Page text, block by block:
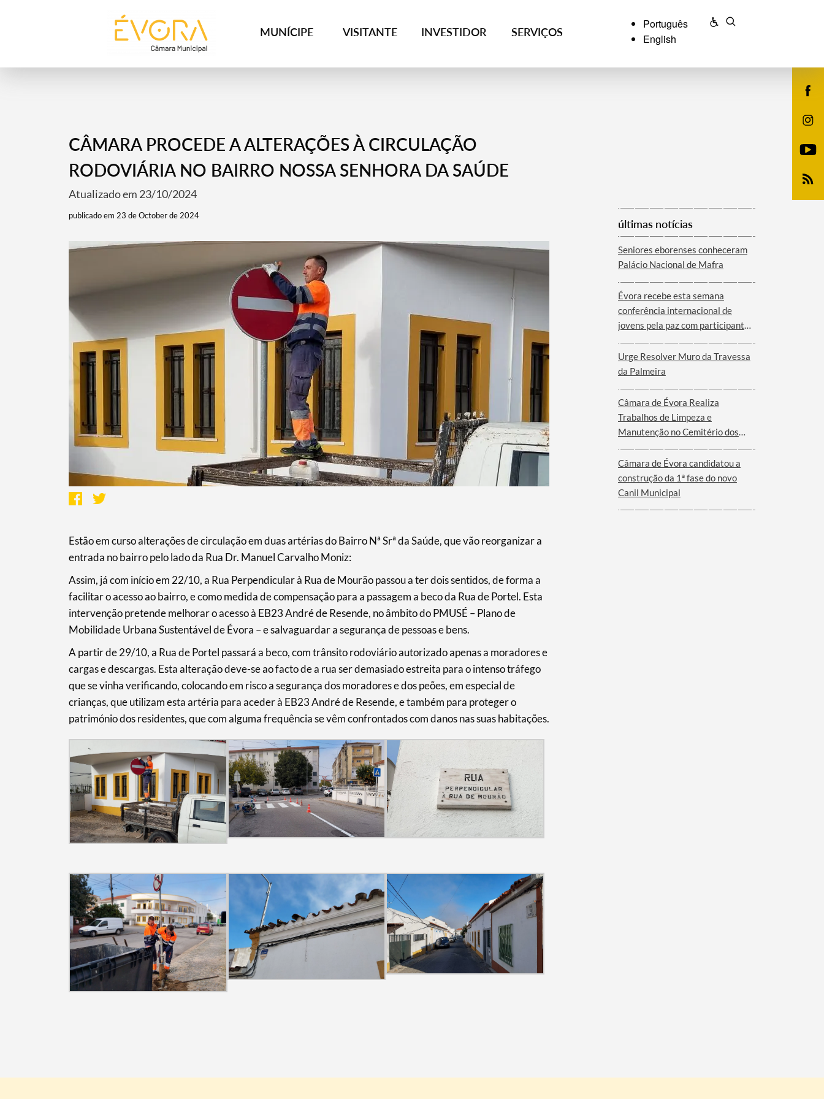
MUNÍCIPE VISITANTE INVESTIDOR SERVIÇOS
Português
English
Termo de Pesquisa
Filtros
CÂMARA PROCEDE A ALTERAÇÕES À CIRCULAÇÃO
RODOVIÁRIA NO BAIRRO NOSSA SENHORA DA SAÚDE
Atualizado em 23/10/2024
publicado em 23 de October de 2024
Estão em curso alterações de circulação em duas artérias do Bairro Nª Srª da Saúde, que vão reorganizar a
entrada no bairro pelo lado da Rua Dr. Manuel Carvalho Moniz:
Assim, já com início em 22/10, a Rua Perpendicular à Rua de Mourão passou a ter dois sentidos, de forma a
facilitar o acesso ao bairro, e como medida de compensação para a passagem a beco da Rua de Portel. Esta
intervenção pretende melhorar o acesso à EB23 André de Resende, no âmbito do PMUSÉ – Plano de
Mobilidade Urbana Sustentável de Évora – e salvaguardar a segurança de pessoas e bens.
A partir de 29/10, a Rua de Portel passará a beco, com trânsito rodoviário autorizado apenas a moradores e
cargas e descargas. Esta alteração deve-se ao facto de a rua ser demasiado estreita para o intenso tráfego
que se vinha verificando, colocando em risco a segurança dos moradores e dos peões, em especial de
crianças, que utilizam esta artéria para aceder à EB23 André de Resende, e também para proteger o
património dos residentes, que com alguma frequência se vêm confrontados com danos nas suas habitações.
últimas notícias
Seniores eborenses conheceram
Palácio Nacional de Mafra
Évora recebe esta semana
conferência internacional de
jovens pela paz com participantes
Urge Resolver Muro da Travessa
da Palmeira
Câmara de Évora Realiza
Trabalhos de Limpeza e
Manutenção no Cemitério dos
Câmara de Évora candidatou a
construção da 1ª fase do novo
Canil Municipal